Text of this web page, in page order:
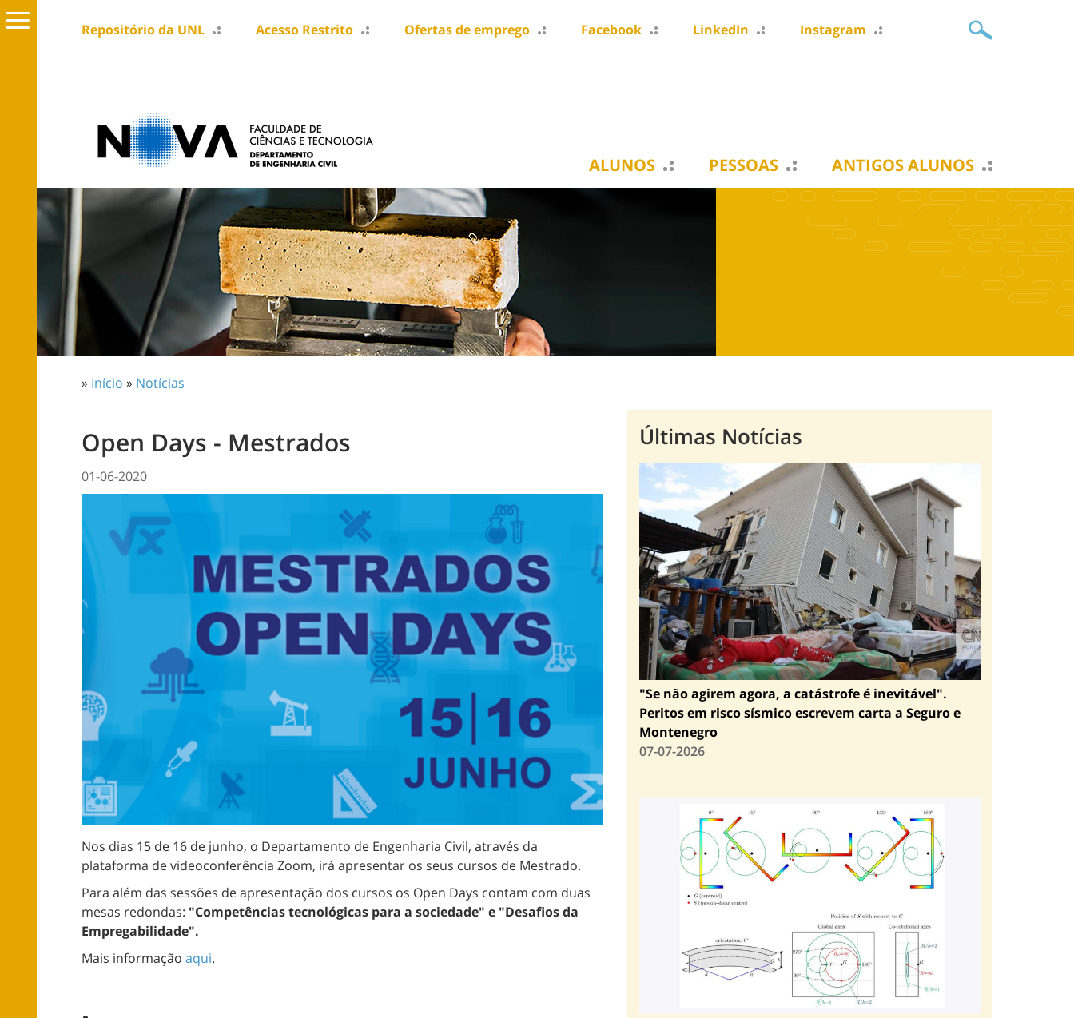
Repositório da UNL Acesso Restrito Ofertas de emprego Facebook LinkedIn Instagram
ALUNOS PESSOAS ANTIGOS ALUNOS
» Início » Notícias
Open Days - Mestrados
01-06-2020
Nos dias 15 de 16 de junho, o Departamento de Engenharia Civil, através da
plataforma de videoconferência Zoom, irá apresentar os seus cursos de Mestrado.
Para além das sessões de apresentação dos cursos os Open Days contam com duas
mesas redondas: "Competências tecnológicas para a sociedade" e "Desafios da
Empregabilidade".
Mais informação aqui.
Últimas Notícias
"Se não agirem agora, a catástrofe é inevitável".
Peritos em risco sísmico escrevem carta a Seguro e
Montenegro
07-07-2026